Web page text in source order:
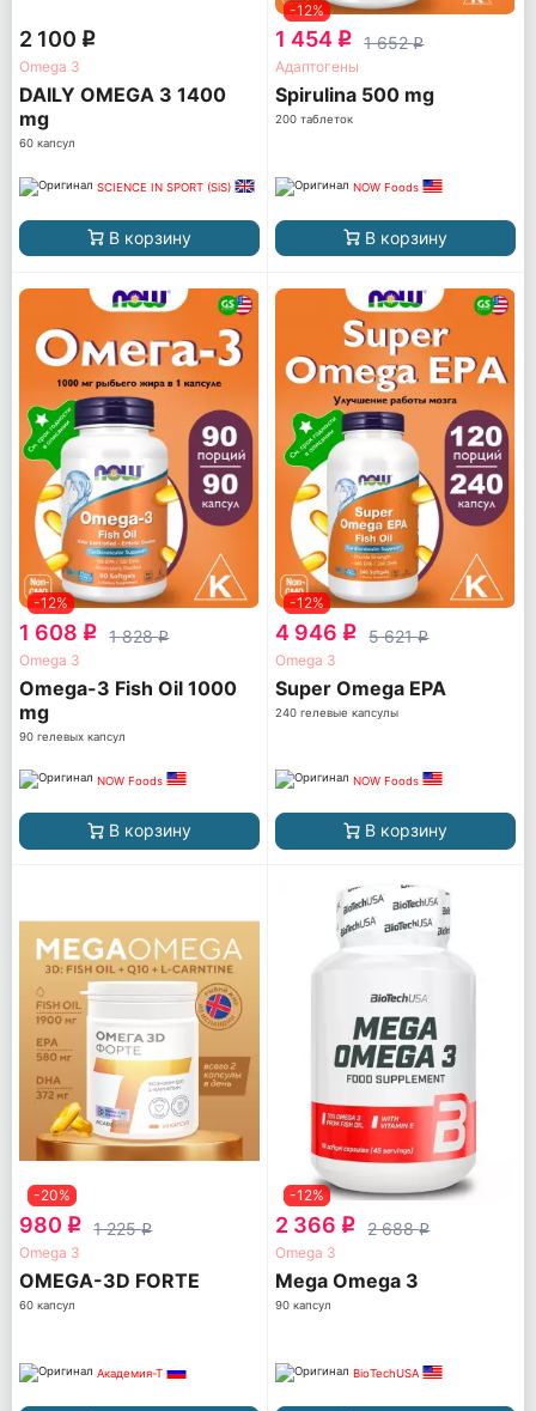
2 100 q
Omega 3
DAILY OMEGA 3 1400
mg
60 капсул
SCIENCE IN SPORT (SiS)
В корзину
-12%
1 454 q 1 652q
Адаптогены
Spirulina 500 mg
200 таблеток
NOW Foods
В корзину
-12%
1 608 q 1 828q
Omega 3
Omega-3 Fish Oil 1000
mg
90 гелевых капсул
NOW Foods
В корзину
-12%
4 946 q 5 621q
Omega 3
Super Omega EPA
240 гелевые капсулы
NOW Foods
В корзину
-20%
980 q 1 225q
Omega 3
OMEGA-3D FORTE
60 капсул
Академия-Т
-12%
2 366 q 2 688q
Omega 3
Mega Omega 3
90 капсул
BioTechUSA